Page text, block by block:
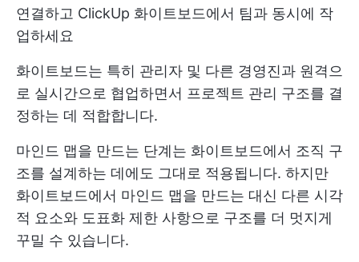
연결하고 ClickUp 화이트보드에서 팀과 동시에 작
업하세요
화이트보드는 특히 관리자 및 다른 경영진과 원격으
로 실시간으로 협업하면서 프로젝트 관리 구조를 결
정하는 데 적합합니다.
마인드 맵을 만드는 단계는 화이트보드에서 조직 구
조를 설계하는 데에도 그대로 적용됩니다. 하지만
화이트보드에서 마인드 맵을 만드는 대신 다른 시각
적 요소와 도표화 제한 사항으로 구조를 더 멋지게
꾸밀 수 있습니다.